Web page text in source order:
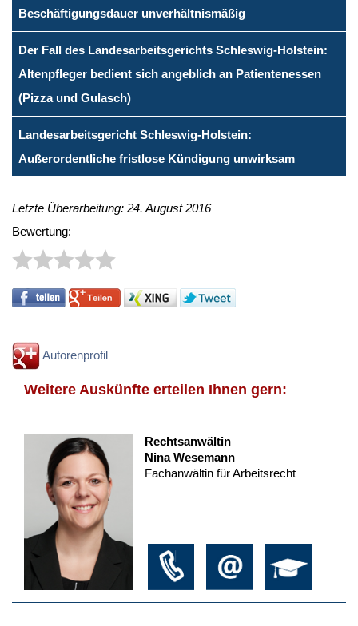
Beschäftigungsdauer unverhältnismäßig
Der Fall des Landesarbeitsgerichts Schleswig-Holstein:
Altenpfleger bedient sich angeblich an Patientenessen
(Pizza und Gulasch)
Landesarbeitsgericht Schleswig-Holstein:
Außerordentliche fristlose Kündigung unwirksam
Letzte Überarbeitung: 24. August 2016
Bewertung:
Autorenprofil
Weitere Auskünfte erteilen Ihnen gern:
Rechtsanwältin
Nina Wesemann
Fachanwältin für Arbeitsrecht